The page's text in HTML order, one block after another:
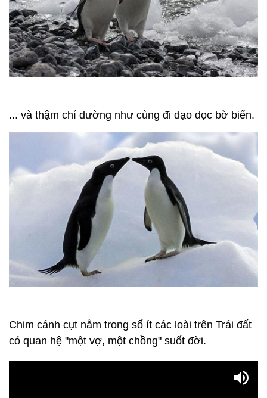
... và thậm chí dường như cùng đi dạo dọc bờ biển.
Chim cánh cụt nằm trong số ít các loài trên Trái đất
có quan hệ "một vợ, một chồng" suốt đời.